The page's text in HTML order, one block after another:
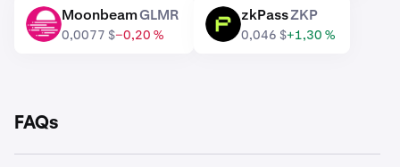
GLMR MoonbeamGLMR
0,0077 $−0,20 %
ZKP zkPassZKP
0,046 $+1,30 %
FAQs